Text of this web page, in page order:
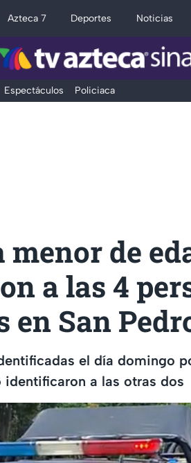
Azteca 7 Deportes Noticias
Espectáculos Policiaca
menor de
a las 4
en San
el día domingo
identificaron a las otras dos